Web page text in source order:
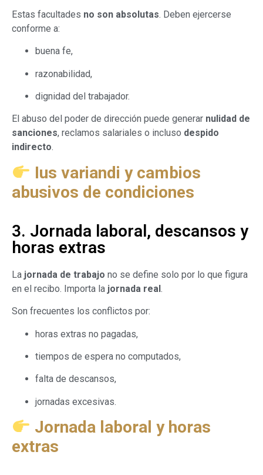
Estas facultades no son absolutas. Deben ejercerse
conforme a:
buena fe,
razonabilidad,
dignidad del trabajador.
El abuso del poder de dirección puede generar nulidad de
sanciones, reclamos salariales o incluso despido
indirecto.
Ius variandi y cambios
abusivos de condiciones
3. Jornada laboral, descansos y
horas extras
La jornada de trabajo no se define solo por lo que figura
en el recibo. Importa la jornada real.
Son frecuentes los conflictos por:
horas extras no pagadas,
tiempos de espera no computados,
falta de descansos,
jornadas excesivas.
Jornada laboral y horas
extras